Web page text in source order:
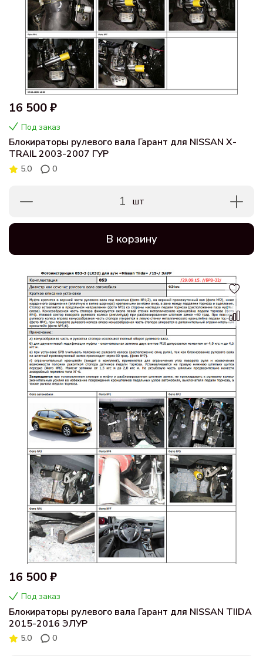
16 500 ₽
Под заказ
Блокираторы рулевого вала Гарант для NISSAN X-
TRAIL 2003-2007 ГУР
5.0 0
1 шт
В корзину
16 500 ₽
Под заказ
Блокираторы рулевого вала Гарант для NISSAN TIIDA
2015-2016 ЭЛУР
5.0 0